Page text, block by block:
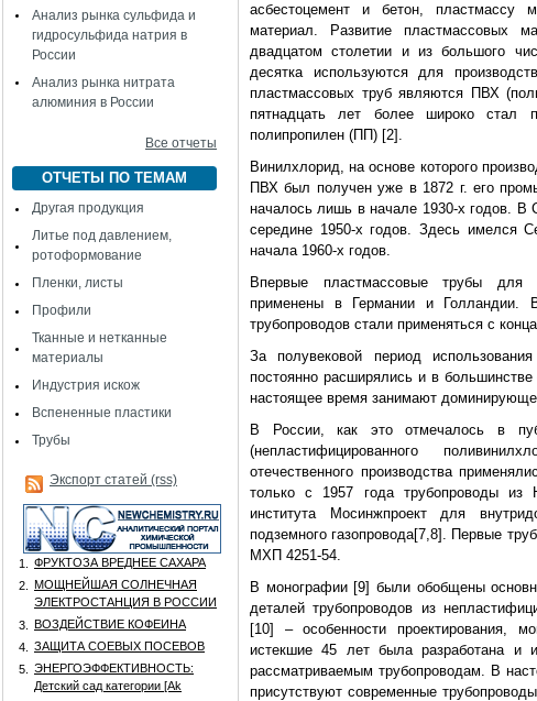
Анализ рынка сульфида и
гидросульфида натрия в
России
Анализ рынка нитрата
алюминия в России
Все отчеты
ОТЧЕТЫ ПО ТЕМАМ
Другая продукция
Литье под давлением,
ротоформование
Пленки, листы
Профили
Тканные и нетканные
материалы
Индустрия искож
Вспененные пластики
Трубы
Экспорт статей (rss)
1.
ФРУКТОЗА ВРЕДНЕЕ САХАРА
2.
МОЩНЕЙШАЯ СОЛНЕЧНАЯ
ЭЛЕКТРОСТАНЦИЯ В РОССИИ
3.
ВОЗДЕЙСТВИЕ КОФЕИНА
4.
ЗАЩИТА СОЕВЫХ ПОСЕВОВ
5.
ЭНЕРГОЭФФЕКТИВНОСТЬ:
Детский сад категории [Аk
асбестоцемент и бетон, пластмассу
материал. Развитие пластмассовых
двадцатом столетии и из большого
десятка используются для
пластмассовых труб являются ПВХ
пятнадцать лет более широко стал
полипропилен (ПП) [2].
Винилхлорид, на основе которого
ПВХ был получен уже в 1872 г. его
началось лишь в начале 1930-х годов. В
середине 1950-х годов. Здесь имелся
начала 1960-х годов.
Впервые пластмассовые трубы для
применены в Германии и
трубопроводов стали применяться с
За полувековой период
постоянно расширялись и в
настоящее время занимают
В России, как это отмечалось в
(непластифицированного
отечественного производства
только с 1957 года трубопроводы из
института Мосинжпроект для
подземного газопровода[7,8]. Первые
МХП 4251-54.
В монографии [9] были обобщены
деталей трубопроводов из
[10] – особенности проектирования,
истекшие 45 лет была разработана и
рассматриваемым трубопроводам. В
присутствуют современные